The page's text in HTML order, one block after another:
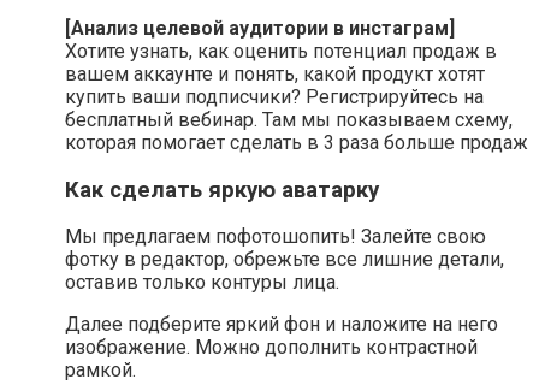
[Анализ целевой аудитории в инстаграм]
Хотите узнать, как оценить потенциал продаж в
вашем аккаунте и понять, какой продукт хотят
купить ваши подписчики? Регистрируйтесь на
бесплатный вебинар. Там мы показываем схему,
которая помогает сделать в 3 раза больше продаж
Как сделать яркую аватарку
Мы предлагаем пофотошопить! Залейте свою
фотку в редактор, обрежьте все лишние детали,
оставив только контуры лица.
Далее подберите яркий фон и наложите на него
изображение. Можно дополнить контрастной
рамкой.